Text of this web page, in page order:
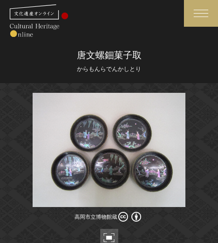
さらに詳細検索
カテゴリで見る
世界遺産と無形文化遺産
全国の美術館・博物館
媒体資料・関連記事等
博物館、美術館の皆さまへ
文化庁よりご挨拶
今月のみどころ
お知らせ一覧
ヘルプ
このサイトについて
唐文螺鈿菓子取
からもんらでんかしとり
高岡市立博物館蔵
高岡市立博物館蔵